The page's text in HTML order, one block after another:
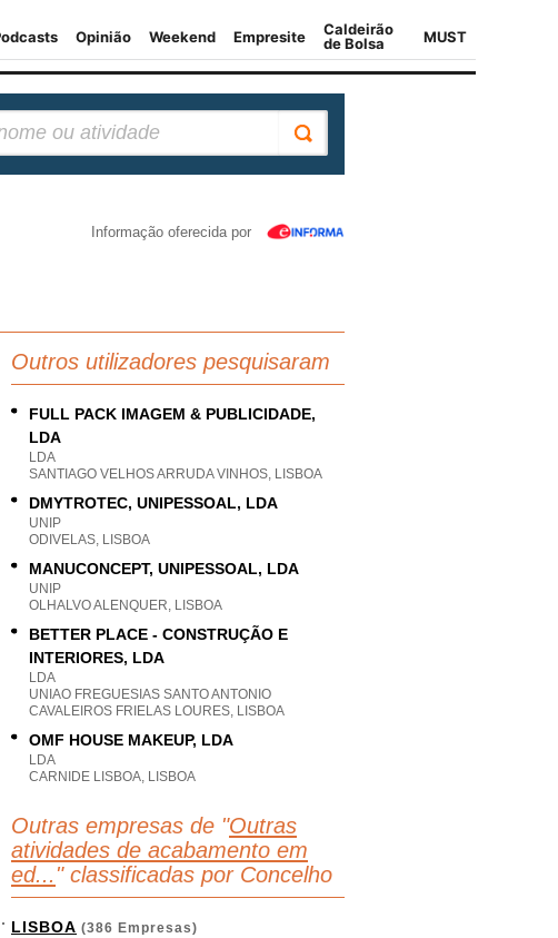
Informação oferecida por
Outros utilizadores pesquisaram
FULL PACK IMAGEM & PUBLICIDADE,
LDA
LDA
SANTIAGO VELHOS ARRUDA VINHOS, LISBOA
DMYTROTEC, UNIPESSOAL, LDA
UNIP
ODIVELAS, LISBOA
MANUCONCEPT, UNIPESSOAL, LDA
UNIP
OLHALVO ALENQUER, LISBOA
BETTER PLACE - CONSTRUÇÃO E
INTERIORES, LDA
LDA
UNIAO FREGUESIAS SANTO ANTONIO
CAVALEIROS FRIELAS LOURES, LISBOA
OMF HOUSE MAKEUP, LDA
LDA
CARNIDE LISBOA, LISBOA
Outras empresas de "Outras
atividades de acabamento em
ed... " classificadas por Concelho
LISBOA (386 Empresas)